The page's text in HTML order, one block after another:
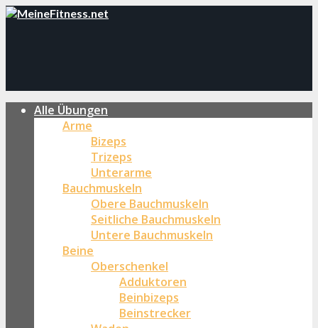
Alle Übungen
Arme
Bizeps
Trizeps
Unterarme
Bauchmuskeln
Obere Bauchmuskeln
Seitliche Bauchmuskeln
Untere Bauchmuskeln
Beine
Oberschenkel
Adduktoren
Beinbizeps
Beinstrecker